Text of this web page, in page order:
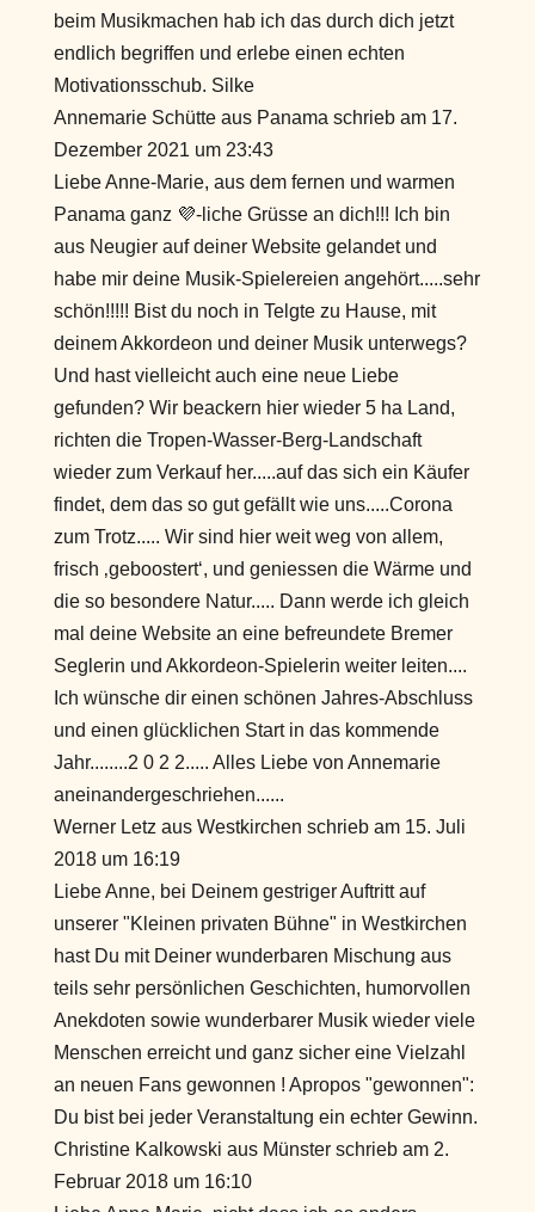
beim Musikmachen hab ich das durch dich jetzt
endlich begriffen und erlebe einen echten
Motivationsschub. Silke
Annemarie Schütte aus Panama schrieb am17.
Dezember 2021 um 23:43
Liebe Anne-Marie, aus dem fernen und warmen
Panama ganz 💜-liche Grüsse an dich!!! Ich bin
aus Neugier auf deiner Website gelandet und
habe mir deine Musik-Spielereien angehört.....sehr
schön!!!!! Bist du noch in Telgte zu Hause, mit
deinem Akkordeon und deiner Musik unterwegs?
Und hast vielleicht auch eine neue Liebe
gefunden? Wir beackern hier wieder 5 ha Land,
richten die Tropen-Wasser-Berg-Landschaft
wieder zum Verkauf her.....auf das sich ein Käufer
findet, dem das so gut gefällt wie uns.....Corona
zum Trotz..... Wir sind hier weit weg von allem,
frisch ‚geboostert‘, und geniessen die Wärme und
die so besondere Natur..... Dann werde ich gleich
mal deine Website an eine befreundete Bremer
Seglerin und Akkordeon-Spielerin weiter leiten....
Ich wünsche dir einen schönen Jahres-Abschluss
und einen glücklichen Start in das kommende
Jahr........2 0 2 2..... Alles Liebe von Annemarie
aneinandergeschriehen......
Werner Letz aus Westkirchen schrieb am15. Juli
2018 um 16:19
Liebe Anne, bei Deinem gestriger Auftritt auf
unserer "Kleinen privaten Bühne" in Westkirchen
hast Du mit Deiner wunderbaren Mischung aus
teils sehr persönlichen Geschichten, humorvollen
Anekdoten sowie wunderbarer Musik wieder viele
Menschen erreicht und ganz sicher eine Vielzahl
an neuen Fans gewonnen ! Apropos "gewonnen":
Du bist bei jeder Veranstaltung ein echter Gewinn.
Christine Kalkowski aus Münster schrieb am2.
Februar 2018 um 16:10